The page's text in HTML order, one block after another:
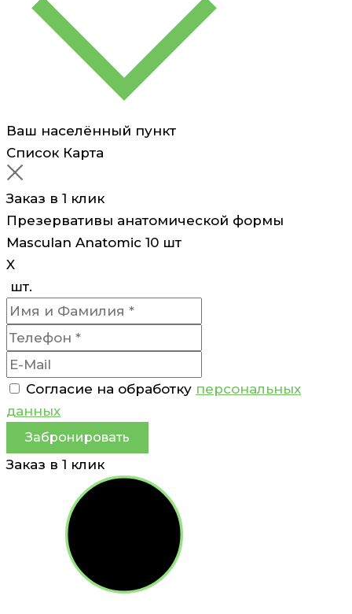
Ваш населённый пункт
Список Карта
Заказ в 1 клик
Презервативы анатомической формы
Masculan Anatomic 10 шт
X
шт.
Согласие на обработку персональных
данных
Забронировать
Заказ в 1 клик